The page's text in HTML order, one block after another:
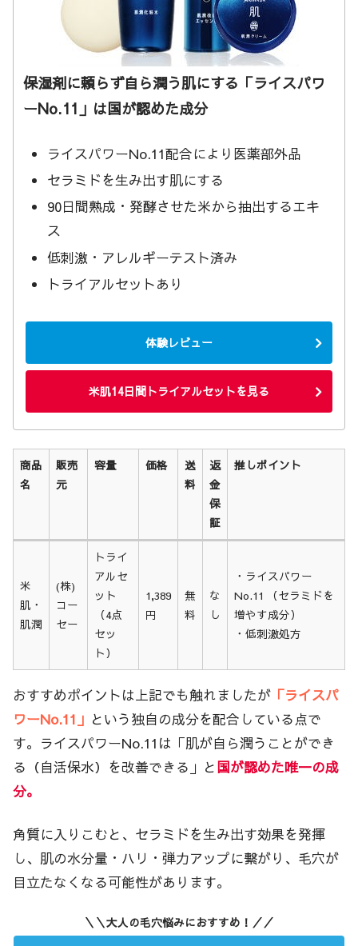
保湿剤に頼らず自ら潤う肌にする「ライスパワ
ーNo.11」は国が認めた成分
ライスパワーNo.11配合により医薬部外品
セラミドを生み出す肌にする
90日間熟成・発酵させた米から抽出するエキ
ス
低刺激・アレルギーテスト済み
トライアルセットあり
体験レビュー
米肌14日間トライアルセットを見る
商品
名
販売
元
容量 価格
送
料
返
金
保
証
推しポイント
容量
保
証
米
肌・
肌潤
(株)
コー
セー
トライ
アルセ
ット
（4点
セッ
ト）
1,389
円
無
料
な
し
・ライスパワー
No.11 （セラミドを
増やす成分）
・低刺激処方
おすすめポイントは上記でも触れましたが 「ライスパ
ワーNo.11」 という独自の成分を配合している点で
す。ライスパワーNo.11は「肌が自ら潤うことができ
る（自活保水）を改善できる」と国が認めた唯一の成
分。
角質に入りこむと、セラミドを生み出す効果を発揮
し、肌の水分量・ハリ・弾力アップに繋がり、毛穴が
目立たなくなる可能性があります。
＼＼大人の毛穴悩みにおすすめ！／／